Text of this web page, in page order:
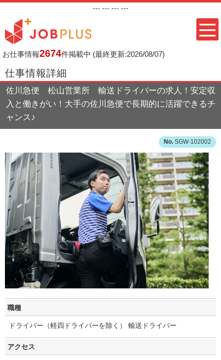
--- --- --- ---
お仕事情報2674件掲載中 (最終更新:2026/08/07)
仕事情報詳細
佐川急便 松山営業所 輸送ドライバーの求人！安定収
入と働きがい！大手の佐川急便で長期的に活躍できるチ
ャンス♪
SGW-102002
職種
ドライバー（軽四ドライバーを除く） 輸送ドライバー
アクセス